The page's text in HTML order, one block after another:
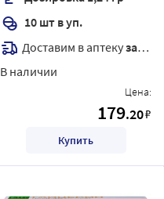
10 шт в уп.
Доставим в аптекузавтра
В наличии
Цена:
179.20₽
Купить